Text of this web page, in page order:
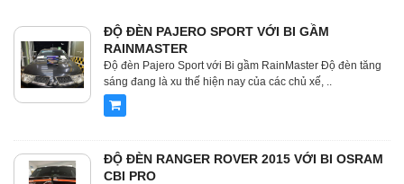
ĐỘ ĐÈN PAJERO SPORT VỚI BI GẦM
RAINMASTER
Độ đèn Pajero Sport với Bi gầm RainMaster Độ đèn tăng
sáng đang là xu thế hiện nay của các chủ xế, ..
ĐỘ ĐÈN RANGER ROVER 2015 VỚI BI OSRAM
CBI PRO